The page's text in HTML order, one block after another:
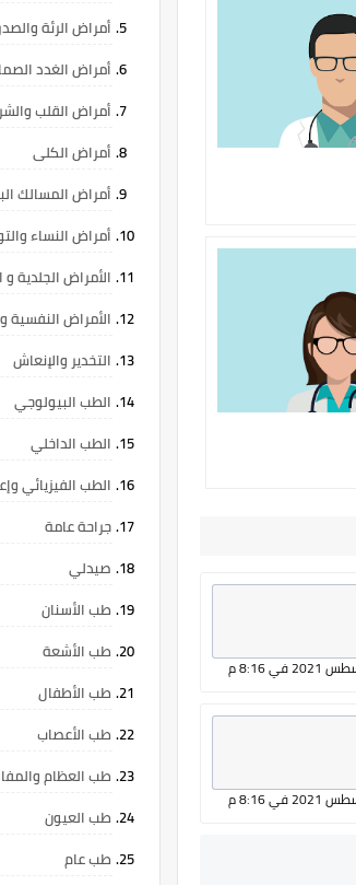
أمراض الرئة والصدر
أمراض الغدد
أمراض القلب
أمراض الكلى
أمراض المسالك
أمراض النساء
الأمراض الجلدية و
الأمراض النفسية
التخدير والإنعاش
الطب البيولوجي
الطب الداخلي
الطب الفيزيائي
جراحة عامة
صيدلي
طب الأسنان
طب الأشعة
طب الأطفال
طب الأعصاب
طب العظام
طب العيون
طب عام